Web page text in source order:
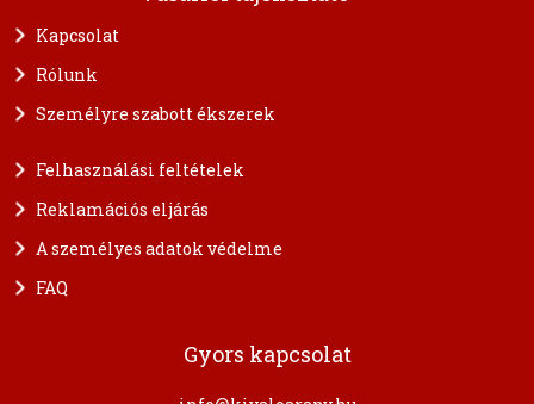
Kapcsolat
Rólunk
Személyre szabott ékszerek
Felhasználási feltételek
Reklamációs eljárás
A személyes adatok védelme
FAQ
Gyors kapcsolat